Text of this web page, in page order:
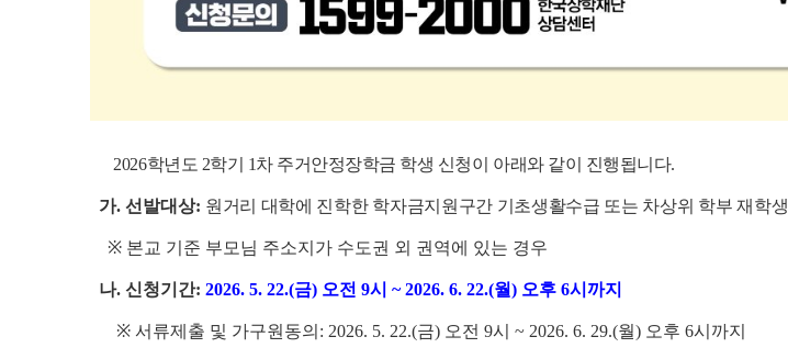
2026학년도 2학기 1차 주거안정장학금 학생 신청이 아래와 같이 진행됩니다.
가. 선발대상: 원거리 대학에 진학한 학자금지원구간 기초생활수급 또는 차상위 학부 재학생
※ 본교 기준 부모님 주소지가 수도권 외 권역에 있는 경우
나. 신청기간: 2026. 5. 22.(금) 오전 9시 ~ 2026. 6. 22.(월) 오후 6시까지
※ 서류제출 및 가구원동의: 2026. 5. 22.(금) 오전 9시 ~ 2026. 6. 29.(월) 오후 6시까지